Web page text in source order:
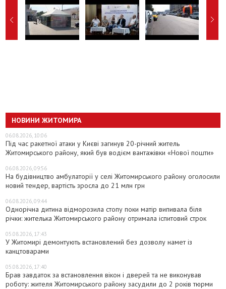
НОВИНИ ЖИТОМИРА
06.08.2026, 10:06
Під час ракетної атаки у Києві загинув 20-річний житель
Житомирського району, який був водієм вантажівки «Нової пошти»
06.08.2026, 09:56
На будівництво амбулаторії у селі Житомирського району оголосили
новий тендер, вартість зросла до 21 млн грн
06.08.2026, 09:44
Однорічна дитина відморозила стопу поки матір випивала біля
річки: жителька Житомирського району отримала іспитовий строк
05.08.2026, 17:43
У Житомирі демонтують встановлений без дозволу намет із
канцтоварами
05.08.2026, 17:40
Брав завдаток за встановлення вікон і дверей та не виконував
роботу: жителя Житомирського району засудили до 2 років тюрми